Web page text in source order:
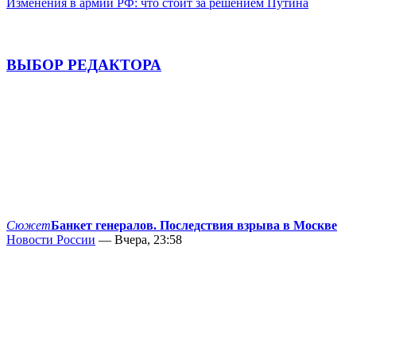
ВЫБОР РЕДАКТОРА
СюжетБанкет генералов. Последствия взрыва в Москве
Новости России — Вчера, 23:58